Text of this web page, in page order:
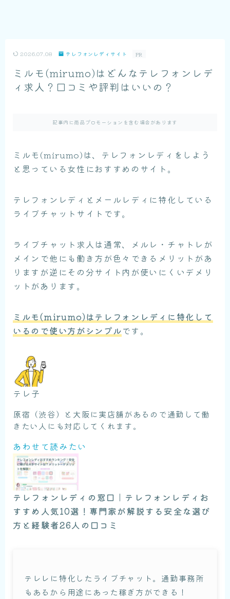
2026.07.08 テレフォンレディサイト PR
ミルモ(mirumo)はどんなテレフォンレデ
ィ求人？口コミや評判はいいの？
記事内に商品プロモーションを含む場合があります
ミルモ(mirumo)は、テレフォンレディをしよう
と思っている女性におすすめのサイト。
テレフォンレディとメールレディに特化している
ライブチャットサイトです。
ライブチャット求人は通常、メルレ・チャトレが
メインで他にも働き方が色々できるメリットがあ
りますが逆にその分サイト内が使いにくいデメリ
ットがあります。
ミルモ(mirumo)はテレフォンレディに特化して
いるので使い方がシンプルです。
テレ子
原宿（渋谷）と大阪に実店舗があるので通勤して働
きたい人にも対応してくれます。
あわせて読みたい
テレフォンレディの窓口｜テレフォンレディお
すすめ人気10選！専門家が解説する安全な選び
方と経験者26人の口コミ
テレレに特化したライブチャット。通勤事務所
もあるから用途にあった稼ぎ方ができる！